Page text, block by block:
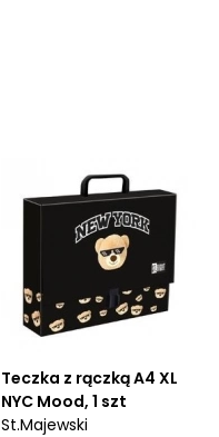
Teczka z rączką A4 XL
NYC Mood, 1 szt
St.Majewski